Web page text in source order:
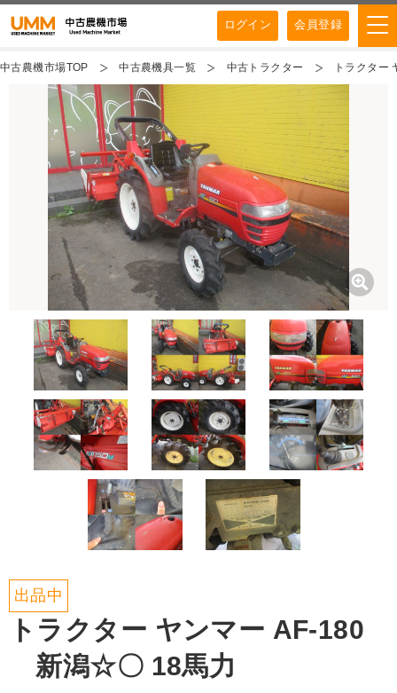
ログイン 会員登録
中古農機市場TOP 中古農機具一覧 中古トラクター トラクタ
出品中
トラクター ヤンマー AF-180
新潟☆〇 18馬力